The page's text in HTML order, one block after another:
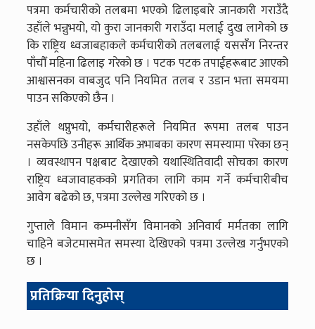
पत्रमा कर्मचारीको तलबमा भएको ढिलाइबारे जानकारी गराउँदै
उहाँले भन्नुभयो, यो कुरा जानकारी गराउँदा मलाई दुख लागेको छ
कि राष्ट्रिय ध्वजाबहाकले कर्मचारीको तलबलाई यससँग निरन्तर
पाँचौँ महिना ढिलाइ गरेको छ । पटक पटक तपाईहरूबाट आएको
आश्वासनका वाबजुद पनि नियमित तलब र उडान भत्ता समयमा
पाउन सकिएको छैन ।
उहाँले थप्नुभयो, कर्मचारीहरूले नियमित रूपमा तलब पाउन
नसकेपछि उनीहरू आर्थिक अभाबका कारण समस्यामा परेका छन्
। व्यवस्थापन पक्षबाट देखाएको यथास्थितिवादी सोचका कारण
राष्ट्रिय ध्वजावाहकको प्रगतिका लागि काम गर्ने कर्मचारीबीच
आवेग बढेको छ, पत्रमा उल्लेख गरिएको छ ।
गुप्ताले विमान कम्पनीसँग विमानको अनिवार्य मर्मतका लागि
चाहिने बजेटमासमेत समस्या देखिएको पत्रमा उल्लेख गर्नुभएको
छ ।
प्रतिक्रिया दिनुहोस्